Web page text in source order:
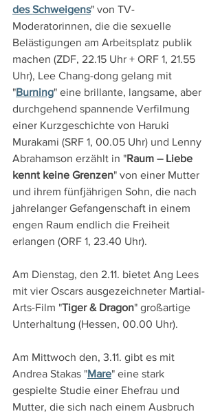
des Schweigens" von TV-
Moderatorinnen, die die sexuelle
Belästigungen am Arbeitsplatz publik
machen (ZDF, 22.15 Uhr + ORF 1, 21.55
Uhr), Lee Chang-dong gelang mit
"Burning" eine brillante, langsame, aber
durchgehend spannende Verfilmung
einer Kurzgeschichte von Haruki
Murakami (SRF 1, 00.05 Uhr) und Lenny
Abrahamson erzählt in "Raum – Liebe
kennt keine Grenzen" von einer Mutter
und ihrem fünfjährigen Sohn, die nach
jahrelanger Gefangenschaft in einem
engen Raum endlich die Freiheit
erlangen (ORF 1, 23.40 Uhr).
Am Dienstag, den 2.11. bietet Ang Lees
mit vier Oscars ausgezeichneter Martial-
Arts-Film "Tiger & Dragon" großartige
Unterhaltung (Hessen, 00.00 Uhr).
Am Mittwoch den, 3.11. gibt es mit
Andrea Stakas "Mare" eine stark
gespielte Studie einer Ehefrau und
Mutter, die sich nach einem Ausbruch